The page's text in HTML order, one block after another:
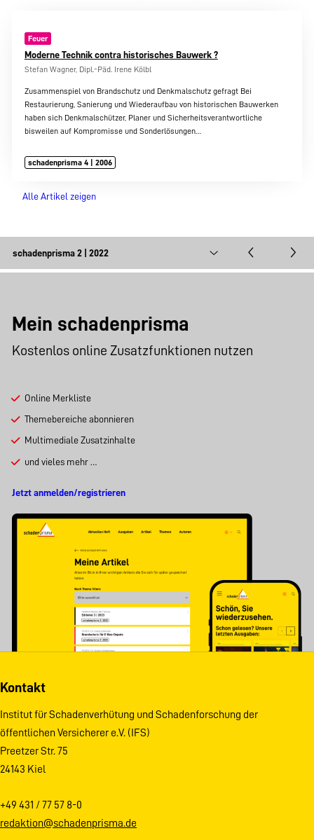
Feuer
Moderne Technik contra historisches Bauwerk ?
Stefan Wagner, Dipl.-Päd. Irene Kölbl
Zusammenspiel von Brandschutz und Denkmalschutz gefragt Bei
Restaurierung, Sanierung und Wiederaufbau von historischen Bauwerken
haben sich Denkmalschützer, Planer und Sicherheitsverantwortliche
bisweilen auf Kompromisse und Sonderlösungen…
schadenprisma 4 | 2006
Alle Artikel zeigen
Mein schadenprisma
Kostenlos online Zusatzfunktionen nutzen
Online Merkliste
Themebereiche abonnieren
Multimediale Zusatzinhalte
und vieles mehr …
Jetzt anmelden/registrieren
Kontakt
Institut für Schadenverhütung und Schadenforschung der
öffentlichen Versicherer e.V. (IFS)
Preetzer Str. 75
24143 Kiel
+49 431 / 77 57 8-0
redaktion@schadenprisma.de